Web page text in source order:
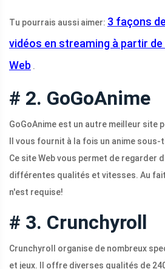
Tu pourrais aussi aimer: 3 façons
vidéos en streaming à partir
Web .
# 2. GoGoAnime
GoGoAnime est un autre meilleur site
Il vous fournit à la fois un anime
Ce site Web vous permet de regarder
différentes qualités et vitesses. Au
n'est requise!
# 3. Crunchyroll
Crunchyroll organise de nombreux
et jeux. Il offre diverses qualités de